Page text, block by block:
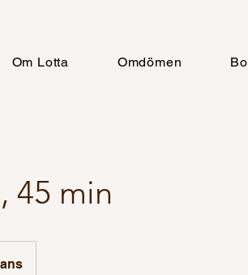
Om Lotta Omdömen
45 min